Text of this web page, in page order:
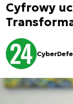
Cyfrowy